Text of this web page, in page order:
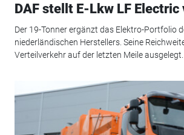
DAF stellt E-Lkw LF Electric
Der 19-Tonner ergänzt das Elektro-Portfolio
niederländischen Herstellers. Seine
Verteilverkehr auf der letzten Meile ausgelegt.